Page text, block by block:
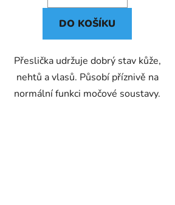
DO KOŠÍKU
Přeslička udržuje dobrý stav kůže,
nehtů a vlasů. Působí příznivě na
normální funkci močové soustavy.